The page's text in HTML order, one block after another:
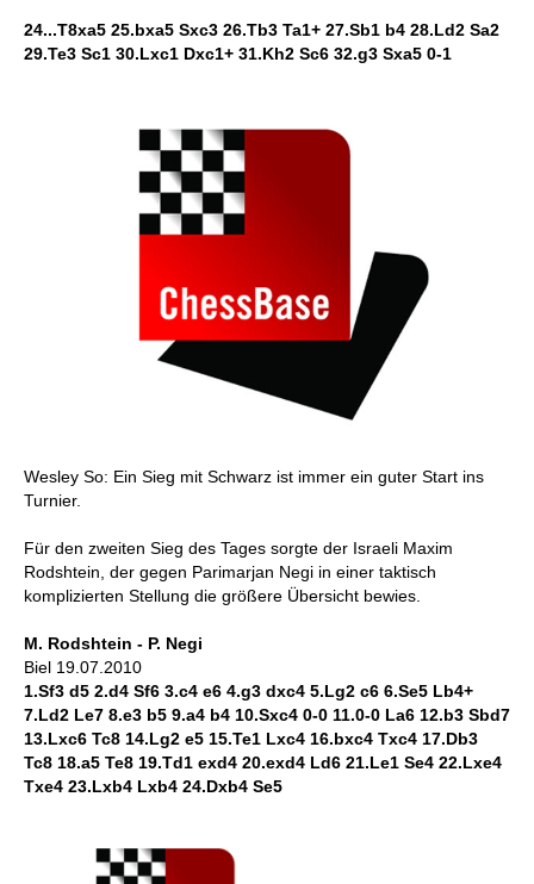
24...T8xa5 25.bxa5 Sxc3 26.Tb3 Ta1+ 27.Sb1 b4 28.Ld2 Sa2
29.Te3 Sc1 30.Lxc1 Dxc1+ 31.Kh2 Sc6 32.g3 Sxa5 0-1
Wesley So: Ein Sieg mit Schwarz ist immer ein guter Start ins
Turnier.
Für den zweiten Sieg des Tages sorgte der Israeli Maxim
Rodshtein, der gegen Parimarjan Negi in einer taktisch
komplizierten Stellung die größere Übersicht bewies.
M. Rodshtein - P. Negi
Biel 19.07.2010
1.Sf3 d5 2.d4 Sf6 3.c4 e6 4.g3 dxc4 5.Lg2 c6 6.Se5 Lb4+
7.Ld2 Le7 8.e3 b5 9.a4 b4 10.Sxc4 0-0 11.0-0 La6 12.b3 Sbd7
13.Lxc6 Tc8 14.Lg2 e5 15.Te1 Lxc4 16.bxc4 Txc4 17.Db3
Tc8 18.a5 Te8 19.Td1 exd4 20.exd4 Ld6 21.Le1 Se4 22.Lxe4
Txe4 23.Lxb4 Lxb4 24.Dxb4 Se5